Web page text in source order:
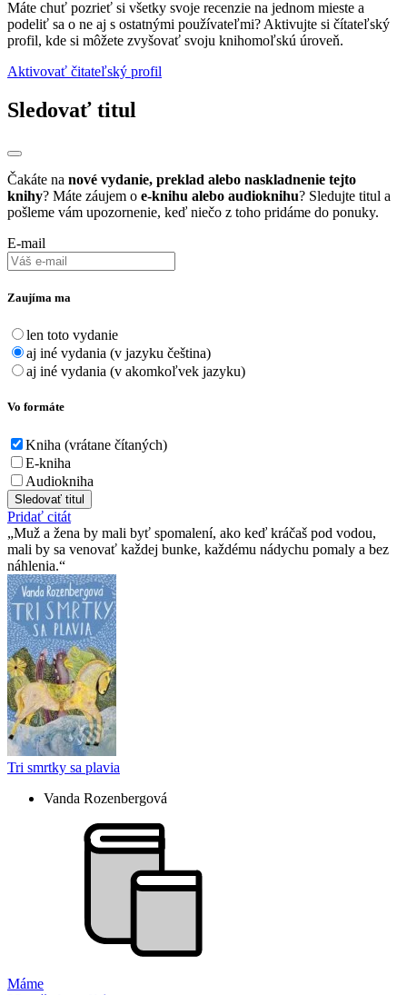
Máte chuť pozrieť si všetky svoje recenzie na jednom mieste a
podeliť sa o ne aj s ostatnými používateľmi? Aktivujte si čítateľský
profil, kde si môžete zvyšovať svoju knihomoľskú úroveň.
Aktivovať čitateľský profil
Sledovať titul
Čakáte na nové vydanie, preklad alebo naskladnenie tejto
knihy? Máte záujem o e-knihu alebo audioknihu? Sledujte titul a
pošleme vám upozornenie, keď niečo z toho pridáme do ponuky.
E-mail
Zaujíma ma
len toto vydanie
aj iné vydania (v jazyku čeština)
aj iné vydania (v akomkoľvek jazyku)
Vo formáte
Kniha (vrátane čítaných)
E-kniha
Audiokniha
Sledovať titul
Pridať citát
Muž a žena by mali byť spomalení, ako keď kráčaš pod vodou,
mali by sa venovať každej bunke, každému nádychu pomaly a bez
náhlenia.
Tri smrtky sa plavia
Vanda Rozenbergová
Máme